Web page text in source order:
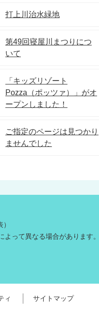
打上川治水緑地
第49回寝屋川まつりにつ
いて
「キッズリゾート
Pozza（ポッツァ）」がオ
ープンしました！
ご指定のページは見つかり
ませんでした
よって異なる場合があります。
ィ サイトマップ